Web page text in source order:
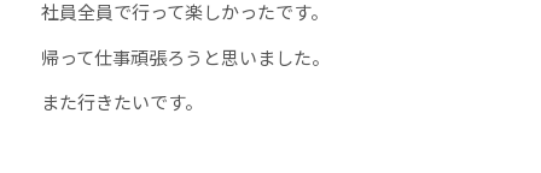
社員全員で行って楽しかったです。
帰って仕事頑張ろうと思いました。
また行きたいです。